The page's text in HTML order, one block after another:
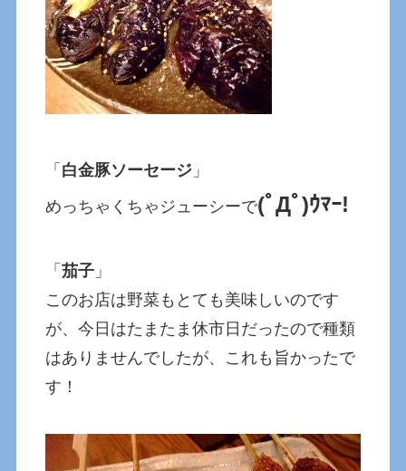
「 白金豚ソーセージ 」
めっちゃくちゃジューシーで(ﾟДﾟ)ｳﾏｰ!
「茄子 」
このお店は野菜もとても美味しいのです
が、今日はたまたま休市日だったので種類
はありませんでしたが、これも旨かったで
す！